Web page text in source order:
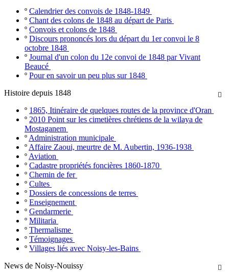
º Calendrier des convois de 1848-1849
º Chant des colons de 1848 au départ de Paris
º Convois et colons de 1848
º Discours prononcés lors du départ du 1er convoi le 8
octobre 1848
º Journal d'un colon du 12e convoi de 1848 par Vivant
Beaucé
º Pour en savoir un peu plus sur 1848

Histoire depuis 1848
º 1865, Itinéraire de quelques routes de la province d'Oran
º 2010 Point sur les cimetières chrétiens de la wilaya de
Mostaganem
º Administration municipale
º Affaire Zaoui, meurtre de M. Aubertin, 1936-1938
º Aviation
º Cadastre propriétés foncières 1860-1870
º Chemin de fer
º Cultes
º Dossiers de concessions de terres
º Enseignement
º Gendarmerie
º Militaria
º Thermalisme
º Témoignages
º Villages liés avec Noisy-les-Bains

News de Noisy-Nouissy